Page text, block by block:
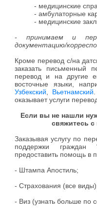
- медицинские
- амбулаторные
- медицинские
- принимаем и
документацию/
Кроме перевод с/на
заказать письменный
перевод и на другие
восточные языки,
Узбекский
Вьетнамский
оказывает услуги
Если вы не нашли
свяжитесь
Заказывая услугу по
поддержки
предоставить помощь в
- Штампа Апостиль;
- Страхования (все
- Виз (узнать больше по